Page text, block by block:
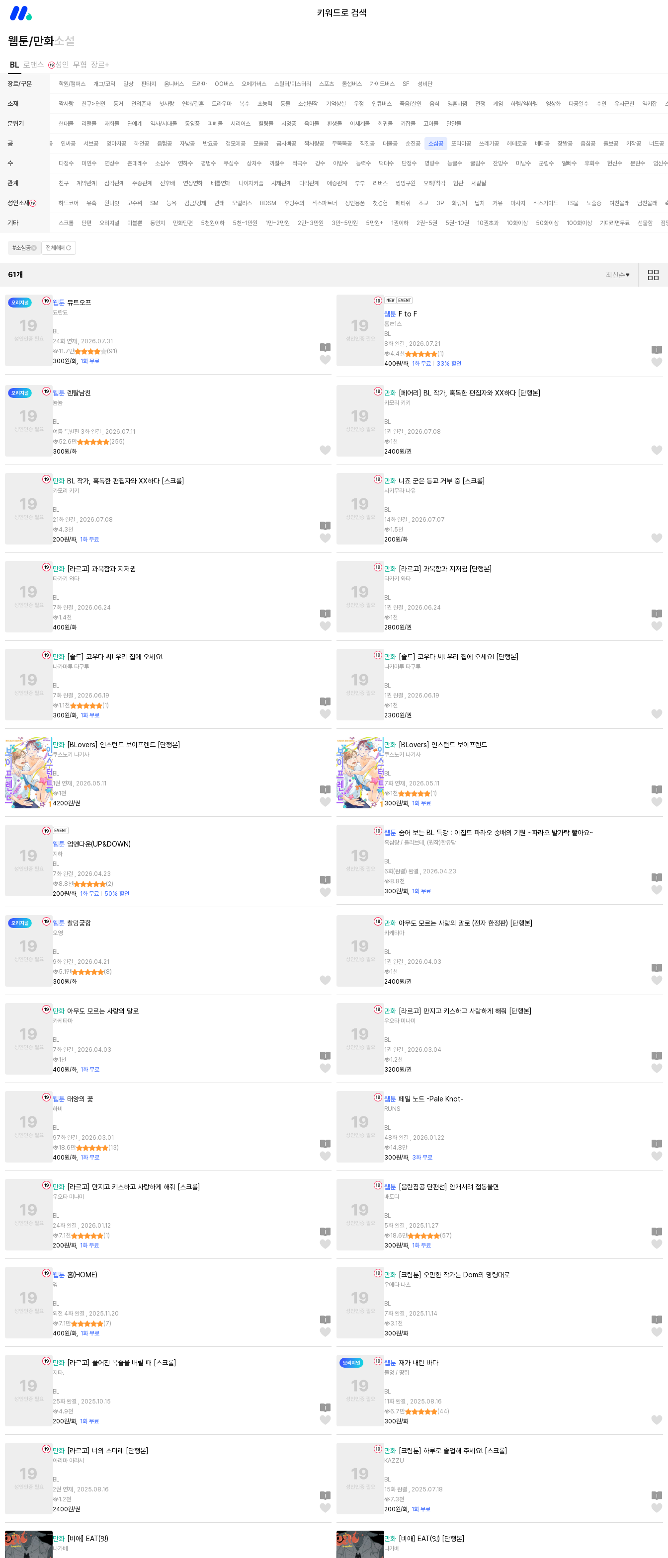
키워드로 검색
웹툰/만화소설
BL 로맨스 성인 무협 장르+
장르/구분 학원/캠퍼스 개그/코믹 일상 판타지 옴니버스 드라마 OO버스 오메가버스 스릴러/미스터리 스포츠 돔섭버스 가이드버스 SF 성비단
소재 짝사랑 친구>연인 동거 인외존재 첫사랑 연애/결혼 트라우마 복수 초능력 동물 소설원작 기억상실 우정 인큐버스 죽음/살인 음식 영혼바뀜 전쟁 게임 하렘/역하렘 영상화 다공일수 수인 유사근친 역키잡
분위기 현대물 리맨물 재회물 연예계 역사/시대물 동양풍 피폐물 시리어스 힐링물 서양풍 육아물 환생물 이세계물 회귀물 키잡물 고어물 달달물
공 삽질공 인싸공 서브공 양아치공 하인공 음험공 자낮공 반요공 갭모에공 모쏠공 금사빠공 짝사랑공 무뚝뚝공 직진공 대물공 순진공 소심공 또라이공 쓰레기공 헤테로공 베타공 장발공 음침공 울보공 키작공 너드공
수 다정수 미인수 연상수 츤데레수 소심수 연하수 평범수 무심수 상처수 까칠수 적극수 강수 아방수 능력수 떡대수 단정수 명랑수 능글수 굴림수 잔망수 미남수 군림수 얼빠수 후회수 헌신수 문란수 임신수
관계 친구 계약관계 삼각관계 주종관계 선후배 연상연하 배틀연애 나이차커플 사제관계 다각관계 애증관계 부부 리버스 쌍방구원 오해/착각 혐관 세같살
성인소재 하드코어 유혹 원나잇 고수위 SM 능욕 감금/강제 변태 모럴리스 BDSM 후방주의 섹스파트너 성인용품 첫경험 페티쉬 조교 3P 화류계 납치 거유 마사지 섹스가이드 TS물 노출증 여친몰래 남친몰래
기타 스크롤 단편 오리지널 미블뿐 동인지 만화단편 5천원이하 5천~1만원 1만~2만원 2만~3만원 3만~5만원 5만원+ 1권이하 2권~5권 5권~10권 10권초과 10화이상 50화이상 100화이상 기다리면무료 선물함 점
#소심공 전체해제
61개 최신순
웹툰 뮤트오프
됴란됴
BL
24화 연재 , 2026.07.31
11.7만
(91 )
300원/화
1화 무료
웹툰 F to F
홈ㄹ1스
BL
8화 완결 , 2026.07.21
4.4천
(1 )
400원/화
1화 무료 33% 할인
웹툰 렌탈남친
뇸뇸
BL
여름 특별편 3화 완결 , 2026.07.11
52.6만
(255)
300원/화
만화 [페어리] BL 작가, 혹독한 편집자와 XX하다 [단행본]
카모리 키키
BL
1권 완결 , 2026.07.08
1천
2400원/권
만화 BL 작가, 혹독한 편집자와 XX하다 [스크롤]
카모리 키키
BL
21화 완결 , 2026.07.08
4.3천
200원/화
1화 무료
만화 니죠 군은 등교 거부 중 [스크롤]
시키무라 나유
BL
14화 완결 , 2026.07.07
1.5천
200원/화
만화 [라르고] 과묵함과 지저귐
타카키 와타
BL
7화 완결 , 2026.06.24
1.4천
400원/화
만화 [라르고] 과묵함과 지저귐 [단행본]
타카키 와타
BL
1권 완결 , 2026.06.24
1천
2800원/권
만화 [솔트] 코우다 씨! 우리 집에 오세요!
나카마루 타구루
BL
7화 완결 , 2026.06.19
1.1천
(1 )
300원/화
1화 무료
만화 [솔트] 코우다 씨! 우리 집에 오세요! [단행본]
나카마루 타구루
BL
1권 완결 , 2026.06.19
1천
2300원/권
만화 [BLovers] 인스턴트 보이프렌드 [단행본]
쿠스노키 나기사
BL
1권 연재 , 2026.05.11
1천
4200원/권
만화 [BLovers] 인스턴트 보이프렌드
쿠스노키 나기사
BL
7화 연재 , 2026.05.11
1천
(1 )
300원/화
1화 무료
웹툰 업앤다운(UP&DOWN)
지하
BL
7화 완결 , 2026.04.23
8.8천
(2)
200원/화
1화 무료 50% 할인
웹툰 숨어 보는 BL 특강 : 이집트 파라오 숭배의 기원 ~파라오 발가락 빨아요~
흑삼왕 / 올리브테, (원작)한유담
BL
6화(완결) 완결 , 2026.04.23
8.8천
300원/화
1화 무료
웹툰 찰덩궁합
오영
BL
9화 완결 , 2026.04.21
5.1만
(8)
300원/화
만화 아무도 모르는 사랑의 말로 (전자 한정판) [단행본]
카케타마
BL
1권 완결 , 2026.04.03
1천
2400원/권
만화 아무도 모르는 사랑의 말로
카케타마
BL
7화 완결 , 2026.04.03
1천
400원/화
1화 무료
만화 [라르고] 만지고 키스하고 사랑하게 해줘 [단행본]
우오타 미나미
BL
1권 완결 , 2026.03.04
1.2천
3200원/권
웹툰 태양의 꽃
하비
BL
97화 완결 , 2026.03.01
18.6만
(13)
400원/화
1화 무료
웹툰 페일 노트 -Pale Knot-
RUNS
BL
48화 완결 , 2026.01.22
14.8만
300원/화
3화 무료
만화 [라르고] 만지고 키스하고 사랑하게 해줘 [스크롤]
우오타 미나미
BL
24화 완결 , 2026.01.12
7.1천
(1 )
200원/화
1화 무료
웹툰 [음란침공 단편선] 안개서려 접동울면
배토디
BL
5화 완결 , 2025.11.27
18.6만
(57)
300원/화
1화 무료
웹툰 홈(HOME)
엪
BL
외전 4화 완결 , 2025.11.20
7.1만
(7)
400원/화
1화 무료
만화 [크림툰] 오만한 작가는 Dom의 명령대로
우에다 나츠
BL
7화 완결 , 2025.11.14
3.1천
300원/화
만화 [라르고] 풀어진 목줄을 버릴 때 [스크롤]
지타.
BL
25화 완결 , 2025.10.15
4.9천
200원/화
1화 무료
웹툰 재가 내린 바다
물양 / 땅쥐
BL
11화 완결 , 2025.08.16
6.7만
(44)
300원/화
만화 [라르고] 너의 스미레 [단행본]
아리마 아라시
BL
2권 연재 , 2025.08.16
1.2천
2400원/권
만화 [크림툰] 하루로 졸업해 주세요! [스크롤]
KAZZU
BL
15화 완결 , 2025.07.18
7.3천
200원/화
1화 무료
만화 [비애] EAT(잇)
나가베
만화 [비애] EAT(잇) [단행본]
나가베